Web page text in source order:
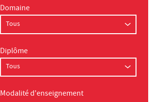
Domaine
Diplôme
Modalité d'enseignement